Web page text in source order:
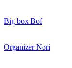
Big box Bof
Organizer Nori